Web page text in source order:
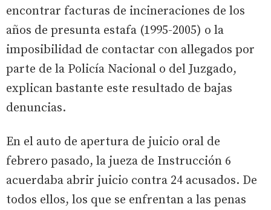
encontrar facturas de incineraciones de los
años de presunta estafa (1995-2005) o la
imposibilidad de contactar con allegados por
parte de la Policía Nacional o del Juzgado,
explican bastante este resultado de bajas
denuncias.
En el auto de apertura de juicio oral de
febrero pasado, la jueza de Instrucción 6
acuerdaba abrir juicio contra 24 acusados. De
todos ellos, los que se enfrentan a las penas